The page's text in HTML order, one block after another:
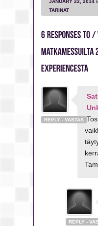
JANUARY 22, 2014
TARINAT
REPLY - VASTAA
REPLY -